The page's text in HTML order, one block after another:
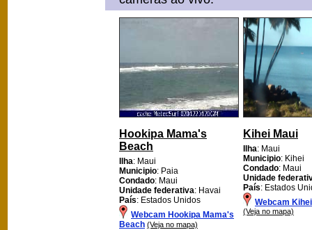
Hookipa Mama's
Beach
Ilha: Maui
Municipio: Paia
Condado: Maui
Unidade federativa: Havai
País: Estados Unidos
Webcam Hookipa Mama's
Beach (Veja no mapa)
Kihei Maui
Ilha: Maui
Municipio: Kihei
Condado: Maui
Unidade
País: Estados
Webcam
(Veja no mapa)